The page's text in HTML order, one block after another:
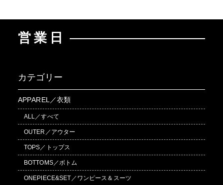
営業日
カテゴリー
APPAREL／衣類
ALL／すべて
OUTER／アウター
TOPS／トップス
BOTTOMS／ボトム
ONEPIECE&SET／ワンピース＆スーツ